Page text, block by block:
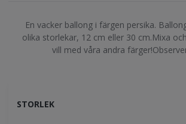
En vacker ballong i färgen persika.
olika storlekar, 12 cm eller 30 cm.Mixa
vill med våra andra
STORLEK